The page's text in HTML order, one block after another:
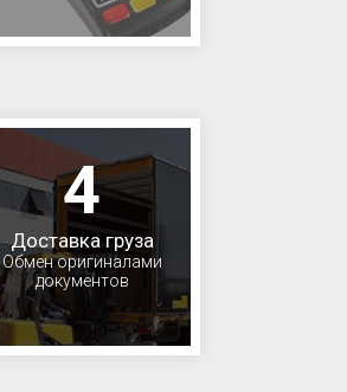
4
Доставка груза
Обмен оригиналами
документов